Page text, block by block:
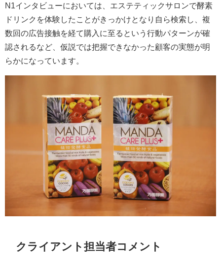
N1インタビューにおいては、エステティックサロンで酵素
ドリンクを体験したことがきっかけとなり自ら検索し、複
数回の広告接触を経て購入に至るという行動パターンが確
認されるなど、仮説では把握できなかった顧客の実態が明
らかになっています。
クライアント担当者コメント